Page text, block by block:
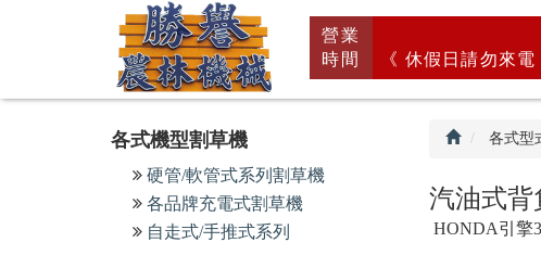
回
首
頁
營業
時間
《 休假日請勿來電
各式機型割草機
硬管/軟管式系列割草機
各品牌充電式割草機
自走式/手推式系列
各式型
汽油式背
HONDA引擎